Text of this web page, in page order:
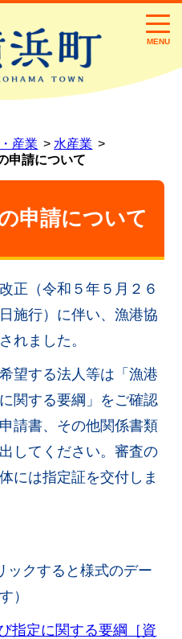
MENU
産業
水産業
申請について
申請について
正（令和５年５月２６
施行）に伴い、漁港協
れました。
望する法人等は「漁港
関する要綱」をご確認
請書、その他関係書類
してください。審査の
には指定証を交付しま
ックすると様式のデー
）
指定に関する要綱［資